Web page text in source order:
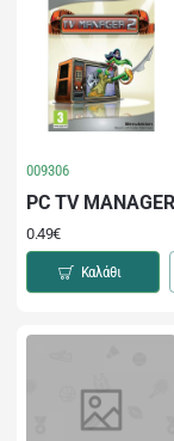
009306
PC TV
0.49€
Καλάθι